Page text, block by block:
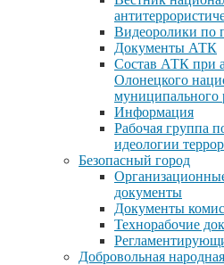
Видеоролики по
Документы АТК
Состав АТК при
Олонецкого
муниципального
Информация
Рабочая группа
идеологии
Безопасный город
документы
Документы
Технорабочие
Добровольная